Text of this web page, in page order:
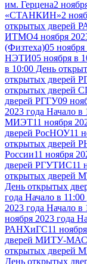
им. Герцена2
«СТАНКИН»2
открытых дверей
ИТМО4 ноября
(Физтеха)05
НЭТИ05 ноября в
в 10:00 День
открытых дверей
открытых дверей
дверей РГГУ09
2023 года Начало
МИЭТ11 ноября
дверей РосНОУ11
открытых дверей
России11 ноября
дверей РГУТИС11
открытых дверей
День открытых
года Начало в
2023 года Начало
ноября 2023 года
РАНХиГС11
дверей МИТУ-
открытых дверей
День открытых